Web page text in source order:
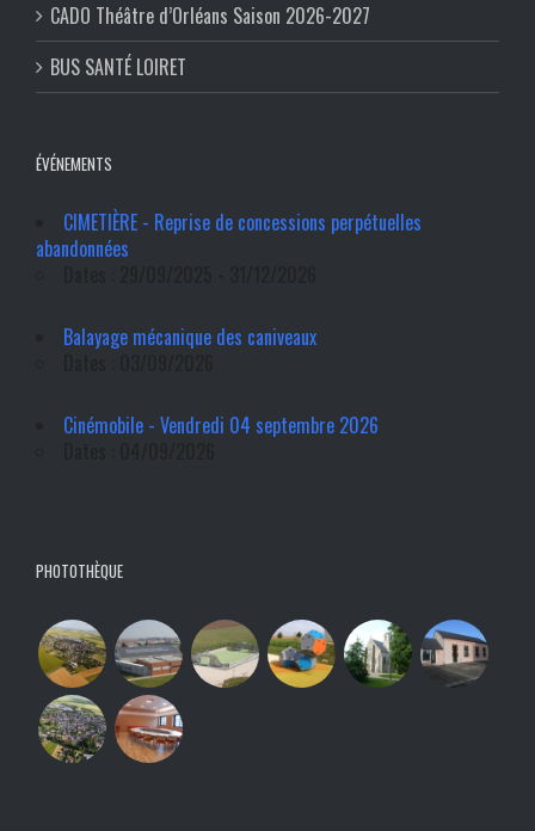
CADO Théâtre d’Orléans Saison 2026-2027
BUS SANTÉ LOIRET
ÉVÉNEMENTS
CIMETIÈRE - Reprise de concessions perpétuelles
abandonnées
Balayage mécanique des caniveaux
Cinémobile - Vendredi 04 septembre 2026
PHOTOTHÈQUE